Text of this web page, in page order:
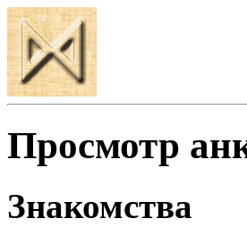
Просмотр
Знакомства